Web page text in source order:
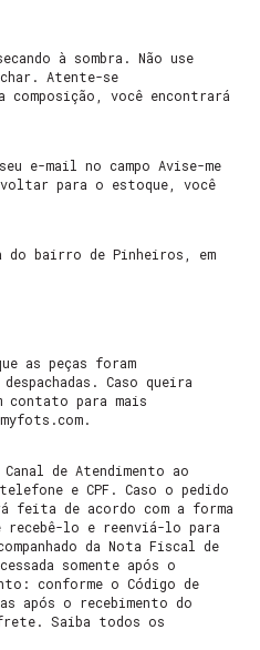
à sombra. Não use
Atente-se
você encontrará
e-mail no campo Avise-me
para o estoque, você
do bairro de Pinheiros, em
as peças foram
Caso queira
para mais
.
de Atendimento ao
e CPF. Caso o pedido
feita de acordo com a forma
lo e reenviá-lo para
da Nota Fiscal de
somente após o
conforme o Código de
após o recebimento do
Saiba todos os